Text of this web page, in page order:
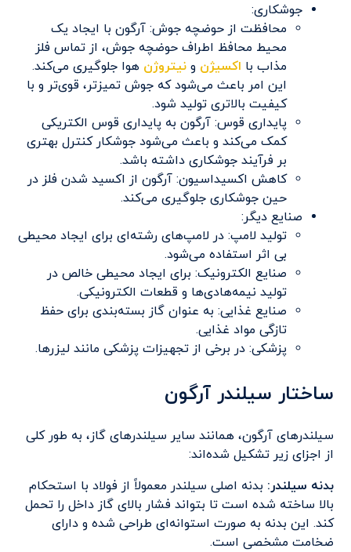
جوشکاری:
محافظت از حوضچه جوش: آرگون با ایجاد یک
محیط محافظ اطراف حوضچه جوش، از تماس فلز
مذاب با اکسیژن ونیتروژن هوا جلوگیری می‌کند.
این امر باعث می‌شود که جوش تمیزتر، قوی‌تر و با
کیفیت بالاتری تولید شود.
پایداری قوس: آرگون به پایداری قوس الکتریکی
کمک می‌کند و باعث می‌شود جوشکار کنترل بهتری
بر فرآیند جوشکاری داشته باشد.
کاهش اکسیداسیون: آرگون از اکسید شدن فلز در
حین جوشکاری جلوگیری می‌کند.
صنایع دیگر:
تولید لامپ: در لامپ‌های رشته‌ای برای ایجاد محیطی
بی اثر استفاده می‌شود.
صنایع الکترونیک: برای ایجاد محیطی خالص در
تولید نیمه‌هادی‌ها و قطعات الکترونیکی.
صنایع غذایی: به عنوان گاز بسته‌بندی برای حفظ
تازگی مواد غذایی.
پزشکی: در برخی از تجهیزات پزشکی مانند لیزرها.
ساختار سیلندر آرگون
سیلندرهای آرگون، همانند سایر سیلندرهای گاز، به طور کلی
از اجزای زیر تشکیل شده‌اند:
بدنه سیلندر: بدنه اصلی سیلندر معمولاً از فولاد با استحکام
بالا ساخته شده است تا بتواند فشار بالای گاز داخل را تحمل
کند. این بدنه به صورت استوانه‌ای طراحی شده و دارای
ضخامت مشخصی است.